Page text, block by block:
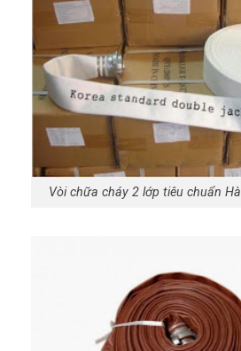
Vòi chữa cháy 2 lớp tiêu chuẩn